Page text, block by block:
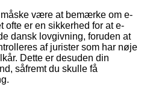
være at bemærke om e-
er en sikkerhed for at e-
dansk lovgivning, foruden at
af jurister som har nøje
Dette er desuden din
såfremt du skulle få